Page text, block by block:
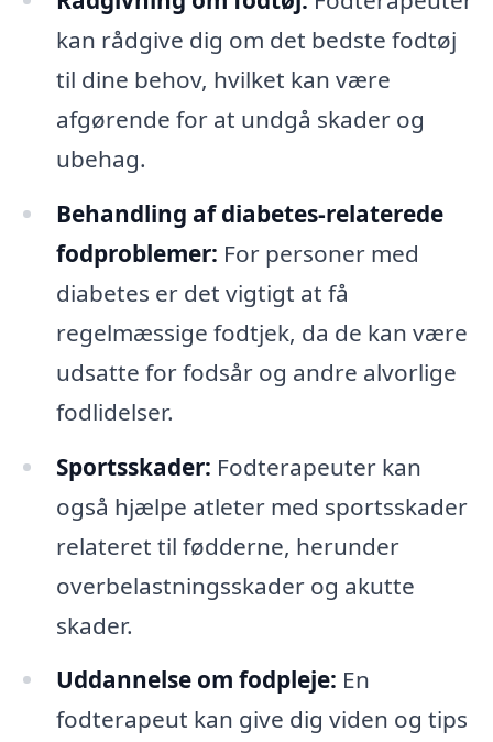
kan rådgive dig om det bedste fodtøj
til dine behov, hvilket kan være
afgørende for at undgå skader og
ubehag.
Behandling af diabetes-relaterede
fodproblemer: For personer med
diabetes er det vigtigt at få
regelmæssige fodtjek, da de kan være
udsatte for fodsår og andre alvorlige
fodlidelser.
Sportsskader: Fodterapeuter kan
også hjælpe atleter med sportsskader
relateret til fødderne, herunder
overbelastningsskader og akutte
skader.
Uddannelse om fodpleje: En
fodterapeut kan give dig viden og tips